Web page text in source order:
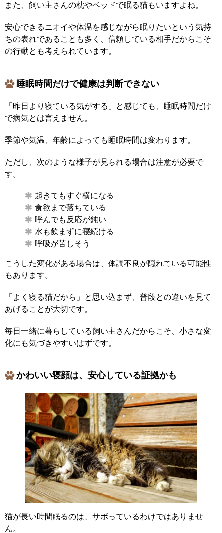
また、飼い主さんの枕やベッドで眠る猫もいますよね。
安心できるニオイや体温を感じながら眠りたいという気持
ちの表れであることも多く、信頼している相手だからこそ
の行動とも考えられています。
睡眠時間だけで健康は判断できない
「昨日より寝ている気がする」と感じても、睡眠時間だけ
で病気とは言えません。
季節や気温、年齢によっても睡眠時間は変わります。
ただし、次のような様子が見られる場合は注意が必要で
す。
起きてもすぐ横になる
食欲まで落ちている
呼んでも反応が鈍い
水も飲まずに寝続ける
呼吸が苦しそう
こうした変化がある場合は、体調不良が隠れている可能性
もあります。
「よく寝る猫だから」と思い込まず、普段との違いを見て
あげることが大切です。
毎日一緒に暮らしている飼い主さんだからこそ、小さな変
化にも気づきやすいはずです。
かわいい寝顔は、安心している証拠かも
猫が長い時間眠るのは、サボっているわけではありませ
ん。